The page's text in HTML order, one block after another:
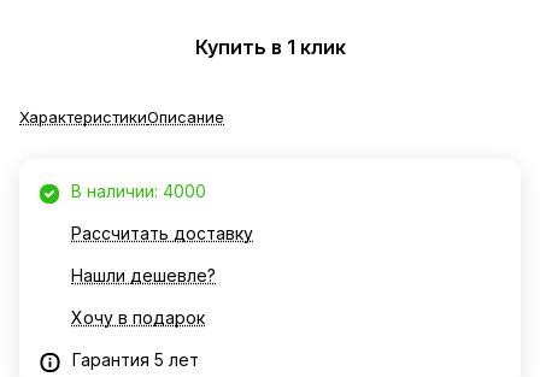
Купить в 1 клик
ХарактеристикиОписание
В наличии: 4000
Рассчитать доставку
Нашли дешевле?
Хочу в подарок
Гарантия 5 лет